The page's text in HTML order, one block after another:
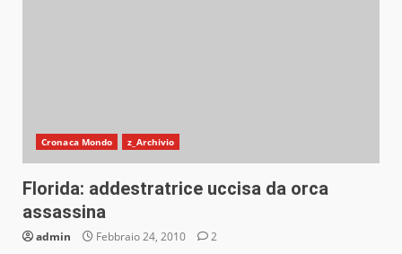
Cronaca Mondo z_Archivio
Florida: addestratrice uccisa da orca
assassina
admin Febbraio 24, 2010 2